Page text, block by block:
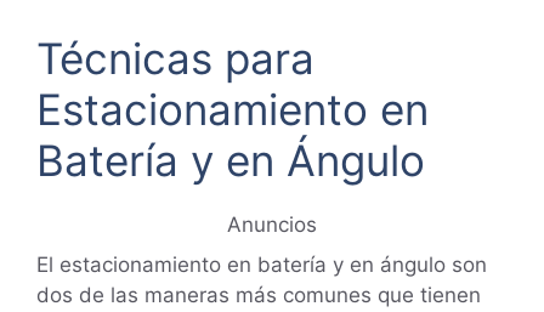
Técnicas para
Estacionamiento en
Batería y en Ángulo
Anuncios
El estacionamiento en batería y en ángulo son
dos de las maneras más comunes que tienen